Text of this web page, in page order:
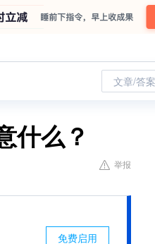
文章/答
什么？
举报
免费启用